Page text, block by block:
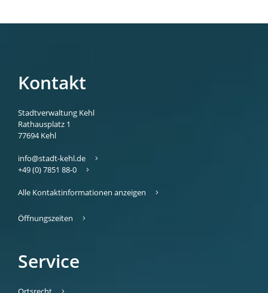
Kontakt
Stadtverwaltung Kehl
Rathausplatz 1
77694 Kehl
info@stadt-kehl.de
+49 (0) 7851 88-0
Alle Kontaktinformationen anzeigen
Öffnungszeiten
Service